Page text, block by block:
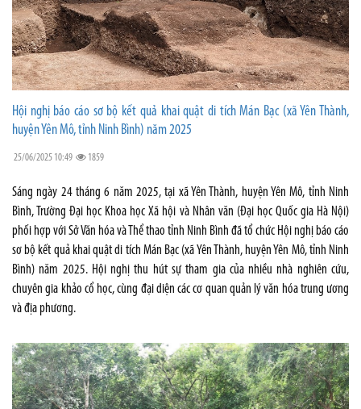
Hội nghị báo cáo sơ bộ kết quả khai quật di tích Mán Bạc (xã Yên Thành,
huyện Yên Mô, tỉnh Ninh Bình) năm 2025
25/06/2025 10:49 1859
Sáng ngày 24 tháng 6 năm 2025, tại xã Yên Thành, huyện Yên Mô, tỉnh Ninh
Bình, Trường Đại học Khoa học Xã hội và Nhân văn (Đại học Quốc gia Hà Nội)
phối hợp với Sở Văn hóa và Thể thao tỉnh Ninh Bình đã tổ chức Hội nghị báo cáo
sơ bộ kết quả khai quật di tích Mán Bạc (xã Yên Thành, huyện Yên Mô, tỉnh Ninh
Bình) năm 2025. Hội nghị thu hút sự tham gia của nhiều nhà nghiên cứu,
chuyên gia khảo cổ học, cùng đại diện các cơ quan quản lý văn hóa trung ương
và địa phương.